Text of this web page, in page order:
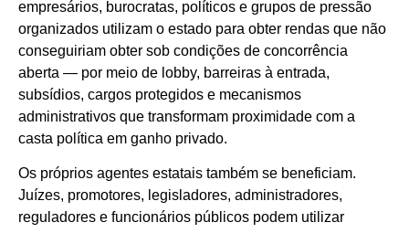
empresários, burocratas, políticos e grupos de pressão
organizados utilizam o estado para obter rendas que não
conseguiriam obter sob condições de concorrência
aberta — por meio de lobby, barreiras à entrada,
subsídios, cargos protegidos e mecanismos
administrativos que transformam proximidade com a
casta política em ganho privado.
Os próprios agentes estatais também se beneficiam.
Juízes, promotores, legisladores, administradores,
reguladores e funcionários públicos podem utilizar